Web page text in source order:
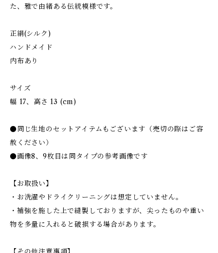
た、雅で由緒ある伝統模様です。
正絹(シルク)
ハンドメイド
内布あり
サイズ
幅 17、高さ 13 (cm)
●同じ生地のセットアイテムもございます（売切の際はご容
赦ください）
●画像8、9枚目は同タイプの参考画像です
【お取扱い】
・お洗濯やドライクリーニングは想定していません。
・補強を施した上で縫製しておりますが、尖ったものや重い
物を多量に入れると破損する場合があります。